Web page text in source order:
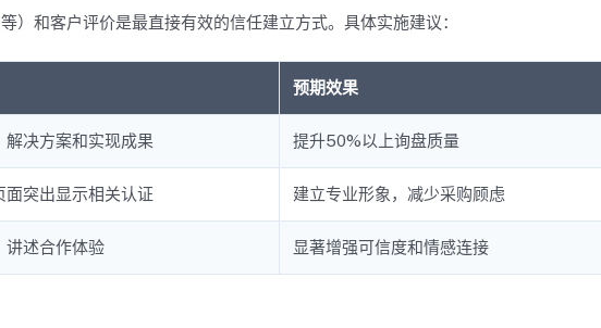
）和客户评价是最直接有效的信任建立方式。具体实施建议：
预期效果
决方案和实现成果 提升50%以上询盘质量
突出显示相关认证 建立专业形象，减少采购顾虑
讲述合作体验 显著增强可信度和情感连接